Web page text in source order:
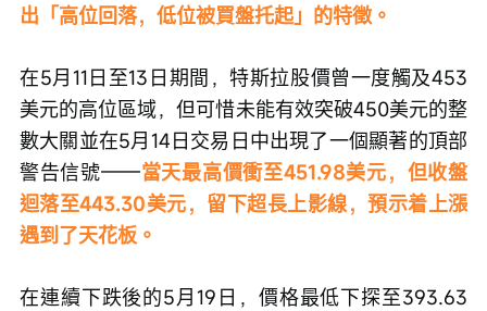
出「高位回落，低位被買盤托起」的特徵。
在5月11日至13日期間，特斯拉股價曾一度觸及453
美元的高位區域，但可惜未能有效突破450美元的整
數大關並在5月14日交易日中出現了一個顯著的頂部
警告信號——當天最高價衝至451.98美元，但收盤
迴落至443.30美元，留下超長上影線，預示着上漲
遇到了天花板。
在連續下跌後的5月19日，價格最低下探至393.63